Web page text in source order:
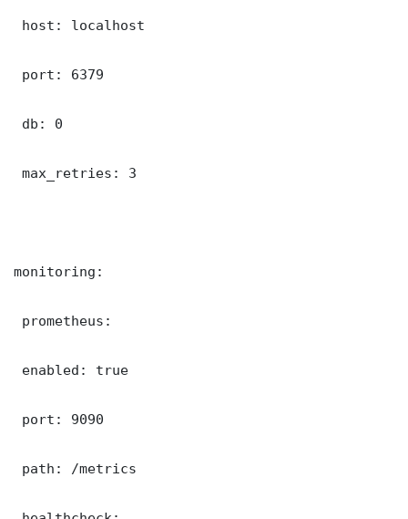
host: localhost
port: 6379
db: 0
max_retries: 3
monitoring:
prometheus:
enabled: true
port: 9090
path: /metrics